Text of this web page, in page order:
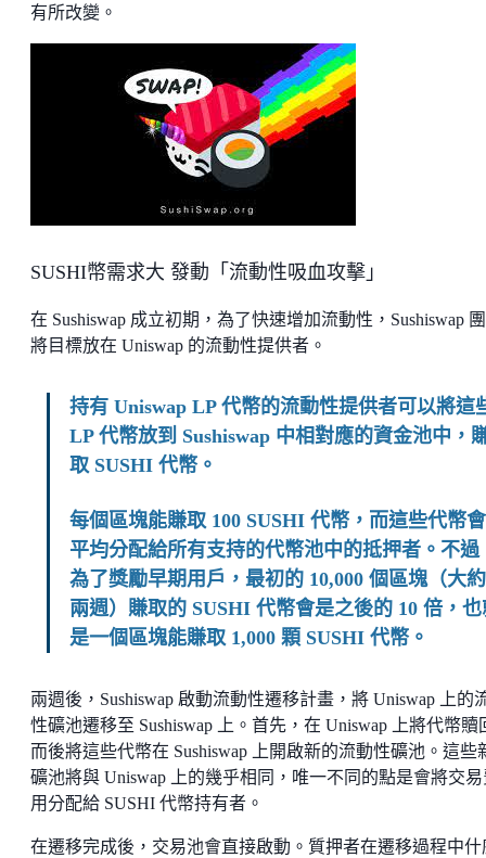
有所改變。
SUSHI幣需求大 發動「流動性吸血攻擊」
在 Sushiswap 成立初期，為了快速增加流動性，Sushiswap
將目標放在 Uniswap 的流動性提供者。
持有 Uniswap LP 代幣的流動性提供者可以將這
LP 代幣放到 Sushiswap 中相對應的資金池中，
取 SUSHI 代幣。
每個區塊能賺取 100 SUSHI 代幣，而這些代幣會
平均分配給所有支持的代幣池中的抵押者。不過
為了獎勵早期用戶，最初的 10,000 個區塊（大約
兩週）賺取的 SUSHI 代幣會是之後的 10 倍，也
是一個區塊能賺取 1,000 顆 SUSHI 代幣。
兩週後，Sushiswap 啟動流動性遷移計畫，將 Uniswap 上的
性礦池遷移至 Sushiswap 上。首先，在 Uniswap 上將代幣贖
而後將這些代幣在 Sushiswap 上開啟新的流動性礦池。這些
礦池將與 Uniswap 上的幾乎相同，唯一不同的點是會將交易
用分配給 SUSHI 代幣持有者。
在遷移完成後，交易池會直接啟動。質押者在遷移過程中什